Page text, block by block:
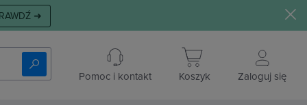
➜
Pomoc i kontakt Koszyk Zaloguj się